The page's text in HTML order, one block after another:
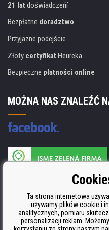
21 lat doświadczeńí
Bezpłatne doradztwo
Przyjazne podejście
Złoty certyfikat Heureka
Bezpieczne płatności online
MOŻNA NAS ZNALEŹĆ
Producent wkładów posiada
ISO 9001, ISO 14001 i STMC.
Ta strona internetowa
używamy plików cookie i
analitycznych, pomiaru
personalizacji reklam.